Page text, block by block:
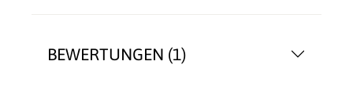
BEWERTUNGEN (1)